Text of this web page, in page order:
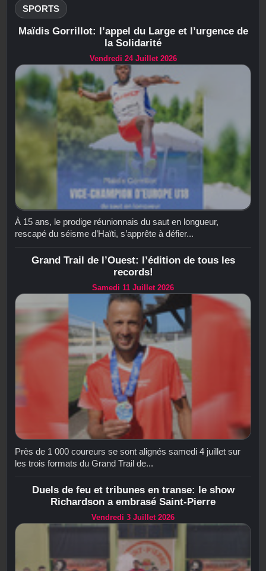
SPORTS
Maïdis Gorrillot: l’appel du Large et l’urgence de
la Solidarité
Vendredi 24 Juillet 2026
À 15 ans, le prodige réunionnais du saut en longueur,
rescapé du séisme d’Haïti, s’apprête à défier...
Grand Trail de l’Ouest: l’édition de tous les
records!
Samedi 11 Juillet 2026
Près de 1 000 coureurs se sont alignés samedi 4 juillet sur
les trois formats du Grand Trail de...
Duels de feu et tribunes en transe: le show
Richardson a embrasé Saint-Pierre
Vendredi 3 Juillet 2026